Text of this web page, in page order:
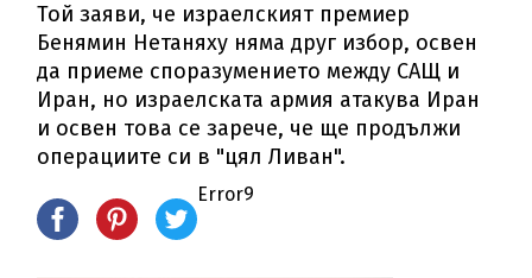
Той заяви, че израелският премиер
Бенямин Нетаняху няма друг избор, освен
да приеме споразумението между САЩ и
Иран, но израелската армия атакува Иран
и освен това се зарече, че ще продължи
операциите си в "цял Ливан".
Error9